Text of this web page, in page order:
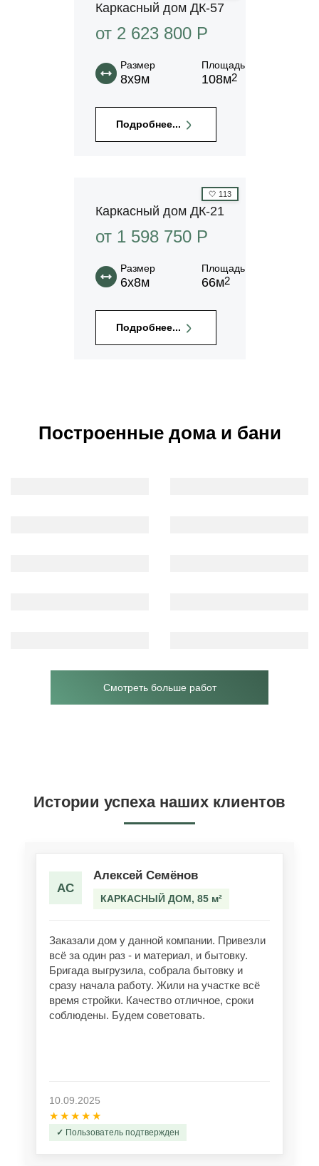
Каркасный дом ДК-57
от 2 623 800 P
Размер
8х9м
Площадь
108м2
Подробнее...
🤍 113
Каркасный дом ДК-21
от 1 598 750 P
Размер
6х8м
Площадь
66м2
Подробнее...
Построенные дома и бани
Смотреть больше работ
Истории успеха наших клиентов
АС
Алексей Семёнов
КАРКАСНЫЙ ДОМ, 85 м²
Заказали дом у данной компании. Привезли
всё за один раз - и материал, и бытовку.
Бригада выгрузила, собрала бытовку и
сразу начала работу. Жили на участке всё
время стройки. Качество отличное, сроки
соблюдены. Будем советовать.
10.09.2025
★★★★★
Пользователь подтвержден